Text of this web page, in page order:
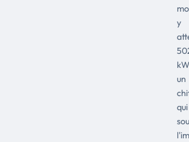
y
un
qui